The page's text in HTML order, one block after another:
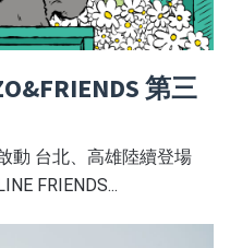
第三
動 台北、高雄陸續登場
FRIENDS...